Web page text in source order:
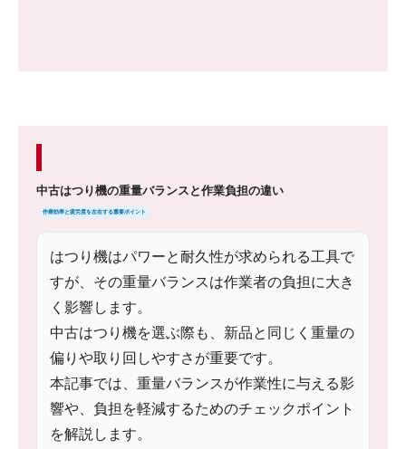
中古はつり機の重量バランスと作業負担の違い
作業効率と疲労度を左右する重要ポイント
はつり機はパワーと耐久性が求められる工具で
すが、その重量バランスは作業者の負担に大き
く影響します。
中古はつり機を選ぶ際も、新品と同じく重量の
偏りや取り回しやすさが重要です。
本記事では、重量バランスが作業性に与える影
響や、負担を軽減するためのチェックポイント
を解説します。